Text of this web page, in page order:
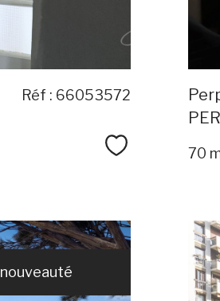
Réf : 66053572
Sélectionner
70
nouveauté